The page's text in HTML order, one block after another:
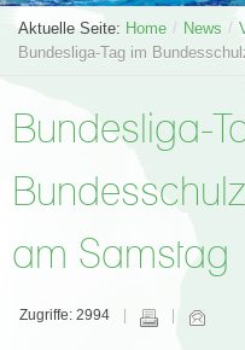
Aktuelle Seite: Home / News /
Bundesliga-Tag im
Bundesliga-
am Samstag
Zugriffe: 2994